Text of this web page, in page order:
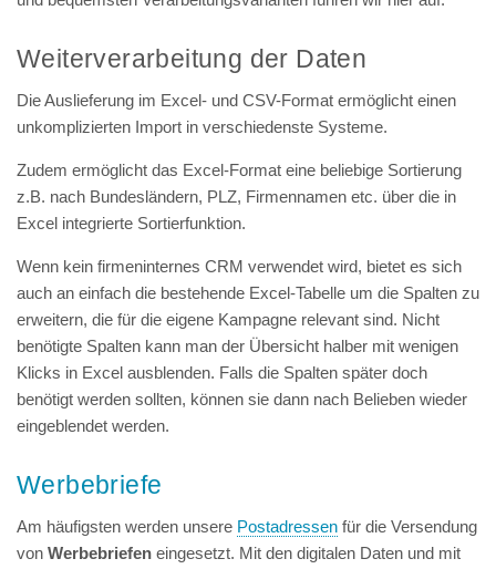
Weiterverarbeitung der Daten
Die Auslieferung im Excel- und CSV-Format ermöglicht einen
unkomplizierten Import in verschiedenste Systeme.
Zudem ermöglicht das Excel-Format eine beliebige Sortierung
z.B. nach Bundesländern, PLZ, Firmennamen etc. über die in
Excel integrierte Sortierfunktion.
Wenn kein firmeninternes CRM verwendet wird, bietet es sich
auch an einfach die bestehende Excel-Tabelle um die Spalten zu
erweitern, die für die eigene Kampagne relevant sind. Nicht
benötigte Spalten kann man der Übersicht halber mit wenigen
Klicks in Excel ausblenden. Falls die Spalten später doch
benötigt werden sollten, können sie dann nach Belieben wieder
eingeblendet werden.
Werbebriefe
Am häufigsten werden unsere Postadressen für die Versendung
von Werbebriefen eingesetzt. Mit den digitalen Daten und mit